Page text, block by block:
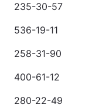
235-30-57
536-19-11
258-31-90
400-61-12
280-22-49